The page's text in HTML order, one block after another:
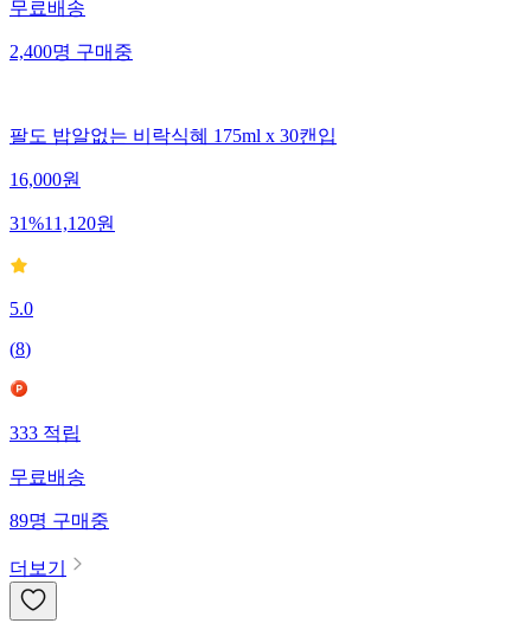
무료배송
2,400명구매중
팔도 밥알없는 비락식혜 175ml x 30캔입
16,000원
31%11,120원
5.0
(8)
333적립
무료배송
89명구매중
더보기